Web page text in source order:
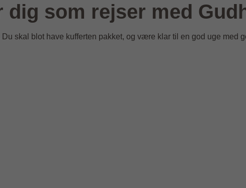
dig som rejser med
skal blot have kufferten pakket, og være klar til en god uge med